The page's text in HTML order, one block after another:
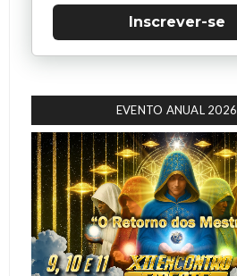
Inscrever-se
EVENTO ANUAL 2026